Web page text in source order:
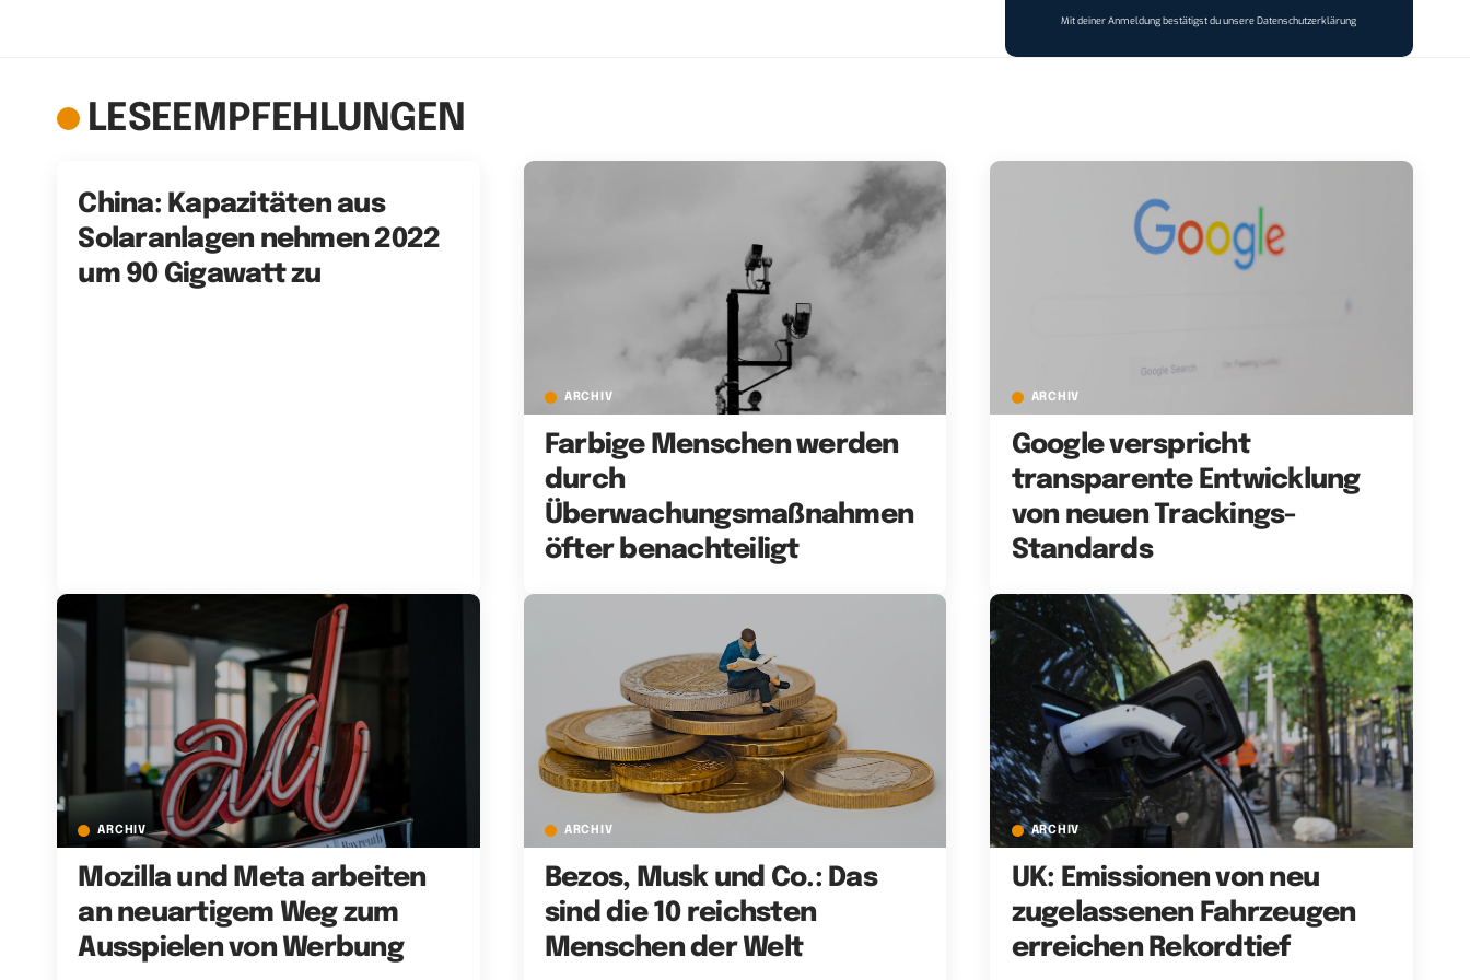
Mit deiner Anmeldung bestätigst du unsereDatenschutzerklärung
LESEEMPFEHLUNGEN
China: Kapazitäten aus
Solaranlagen nehmen 2022
um 90 Gigawatt zu
ARCHIV
Farbige Menschen werden
durch
Überwachungsmaßnahmen
öfter benachteiligt
ARCHIV
Google verspricht
transparente Entwicklung
von neuen Trackings-
Standards
ARCHIV
Mozilla und Meta arbeiten
an neuartigem Weg zum
Ausspielen von Werbung
ARCHIV
Bezos, Musk und Co.: Das
sind die 10 reichsten
Menschen der Welt
ARCHIV
UK: Emissionen von neu
zugelassenen Fahrzeugen
erreichen Rekordtief